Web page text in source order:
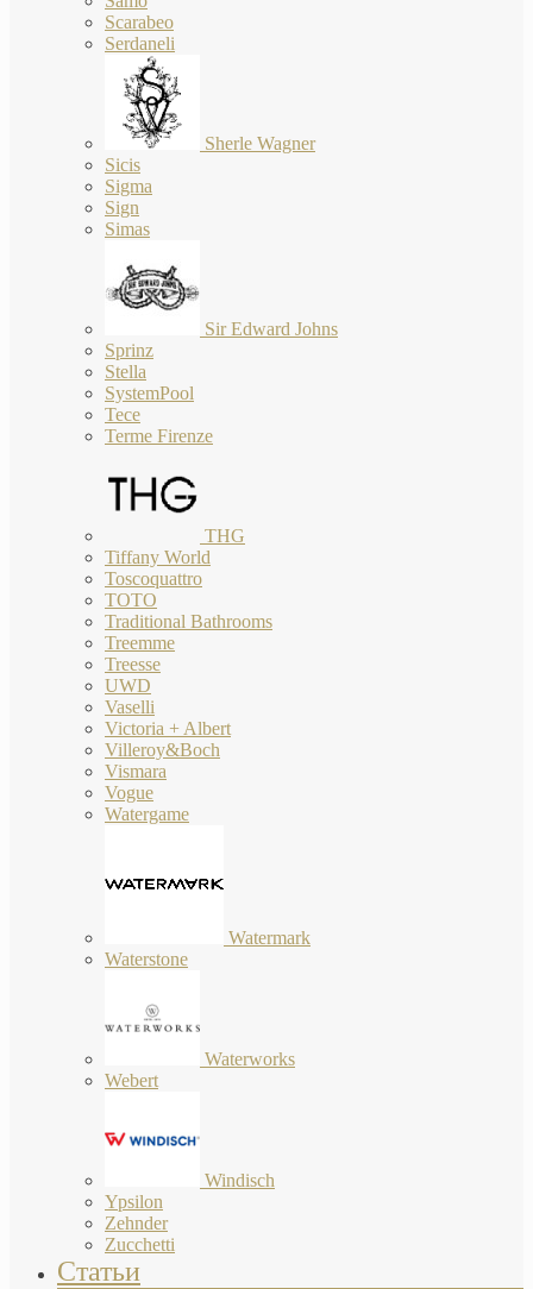
Scarabeo
Serdaneli
Sherle Wagner
Sicis
Sigma
Sign
Simas
Sir Edward Johns
Sprinz
Stella
SystemPool
Tece
Terme Firenze
THG
Tiffany World
Toscoquattro
TOTO
Traditional Bathrooms
Treemme
Treesse
UWD
Vaselli
Victoria + Albert
Villeroy&Boch
Vismara
Vogue
Watergame
Watermark
Waterstone
Waterworks
Webert
Windisch
Ypsilon
Zehnder
Zucchetti
Статьи